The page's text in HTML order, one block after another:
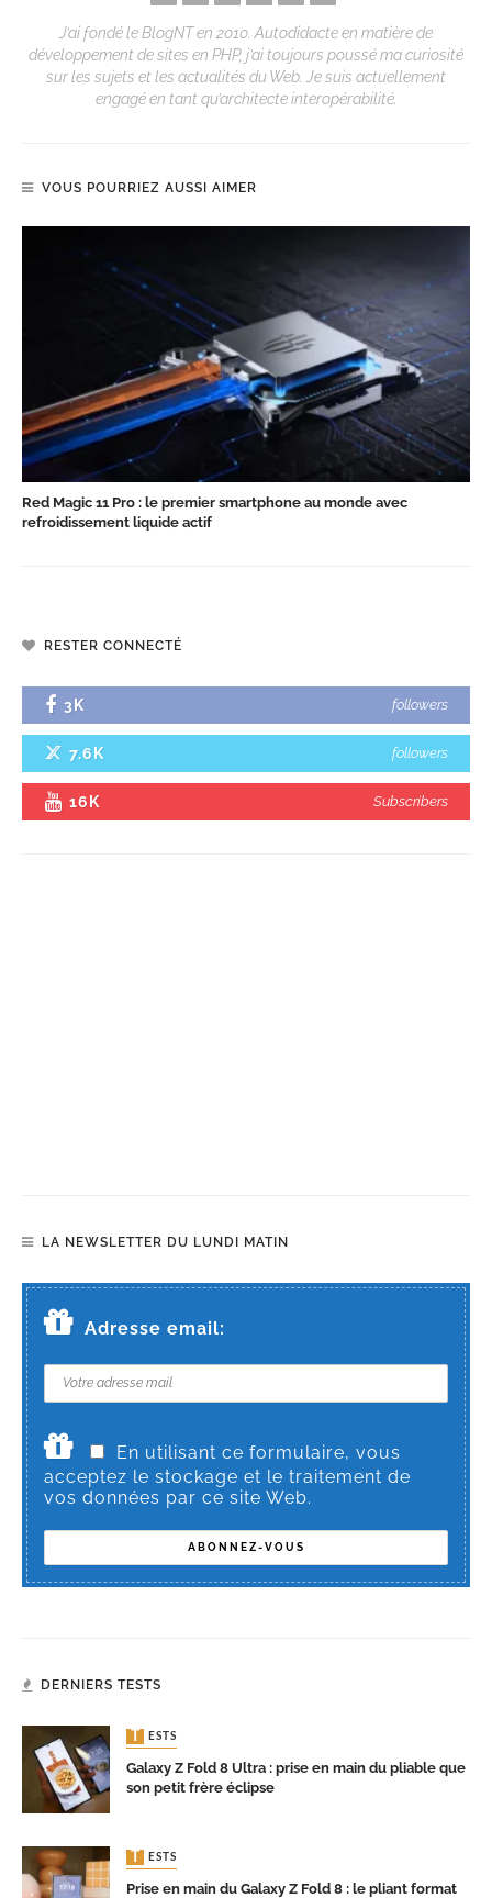
J’ai fondé le BlogNT en 2010. Autodidacte en matière de
développement de sites en PHP, j’ai toujours poussé ma curiosité
sur les sujets et les actualités du Web. Je suis actuellement
engagé en tant qu’architecte interopérabilité.
VOUS POURRIEZ AUSSI AIMER
Red Magic 11 Pro : le premier smartphone au monde avec
refroidissement liquide actif
RESTER CONNECTÉ
3K followers
7.6K followers
16K Subscribers
LA NEWSLETTER DU LUNDI MATIN
Adresse email:
En utilisant ce formulaire, vous
acceptez le stockage et le traitement de
vos données par ce site Web.
DERNIERS TESTS
TESTS
Galaxy Z Fold 8 Ultra : prise en main du pliable que
son petit frère éclipse
TESTS
Prise en main du Galaxy Z Fold 8 : le pliant format